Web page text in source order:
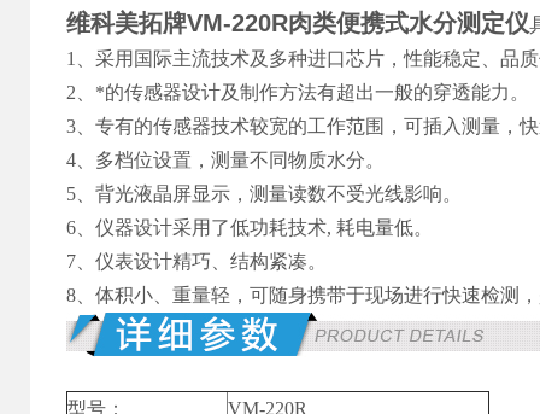
维科美拓牌VM-220R肉类便携式水分测定仪
1、采用国际主流技术及多种进口芯片，性能稳定、品
2、*的传感器设计及制作方法有超出一般的穿透能力。
3、专有的传感器技术较宽的工作范围，可插入测量，
4、多档位设置，测量不同物质水分。
5、背光液晶屏显示，测量读数不受光线影响。
6、仪器设计采用了低功耗技术, 耗电量低。
7、仪表设计精巧、结构紧凑。
8、体积小、重量轻，可随身携带于现场进行快速检测
型号：
VM-220R